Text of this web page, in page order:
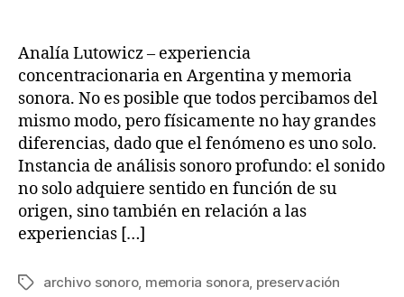
Analía Lutowicz – experiencia
concentracionaria en Argentina y memoria
sonora. No es posible que todos percibamos del
mismo modo, pero físicamente no hay grandes
diferencias, dado que el fenómeno es uno solo.
Instancia de análisis sonoro profundo: el sonido
no solo adquiere sentido en función de su
origen, sino también en relación a las
experiencias […]
Tagsarchivo sonoro, memoria sonora preservación